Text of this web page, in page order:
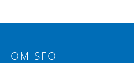
OM SFO